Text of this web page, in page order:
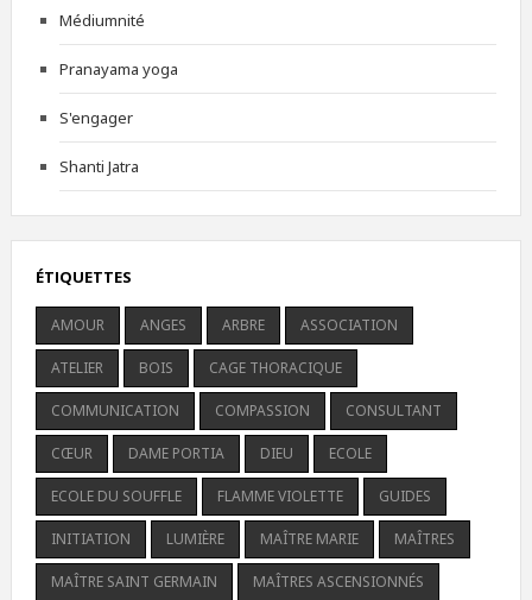
Médiumnité
Pranayama yoga
S'engager
Shanti Jatra
ÉTIQUETTES
AMOUR ANGES ARBRE ASSOCIATION
ATELIER BOIS CAGE THORACIQUE
COMMUNICATION COMPASSION CONSULTANT
CŒUR DAME PORTIA DIEU ECOLE
ECOLE DU SOUFFLE FLAMME VIOLETTE GUIDES
INITIATION LUMIÈRE MAÎTRE MARIE MAÎTRES
MAÎTRE SAINT GERMAIN MAÎTRES ASCENSIONNÉS